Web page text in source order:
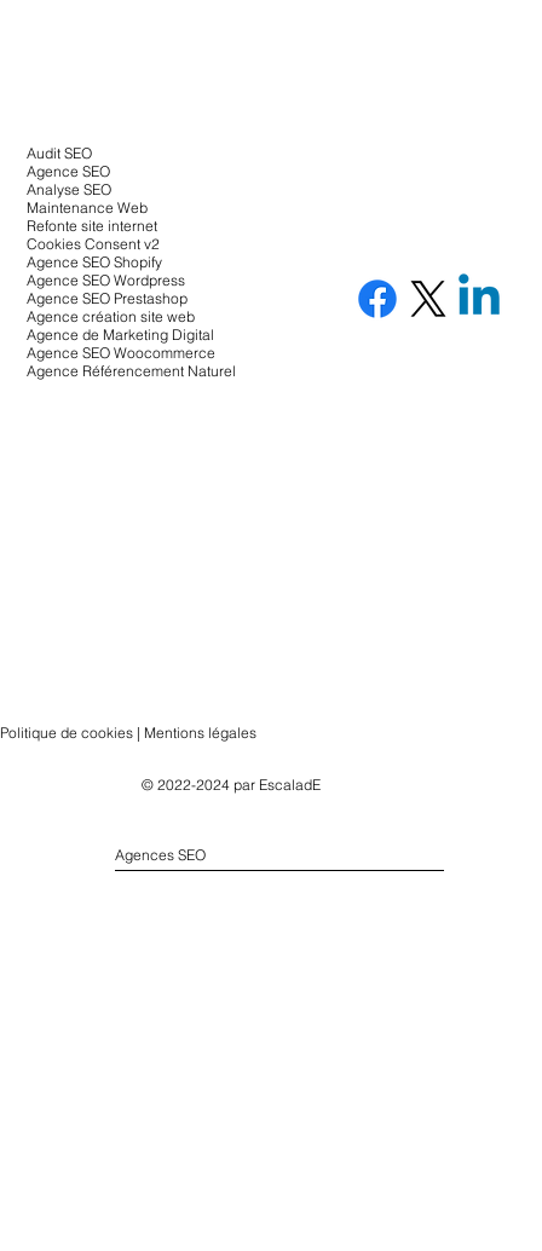
Audit SEO
Agence SEO
Analyse SEO
Maintenance Web
Refonte site internet
Cookies Consent v2
Agence SEO Shopify
Agence SEO Wordpress
Agence SEO Prestashop
Agence création site web
Agence de Marketing Digital
Agence SEO Woocommerce
Agence Référencement Naturel
Politique de cookies | Mentions légales
© 2022-2024 par EscaladE
Agences SEO